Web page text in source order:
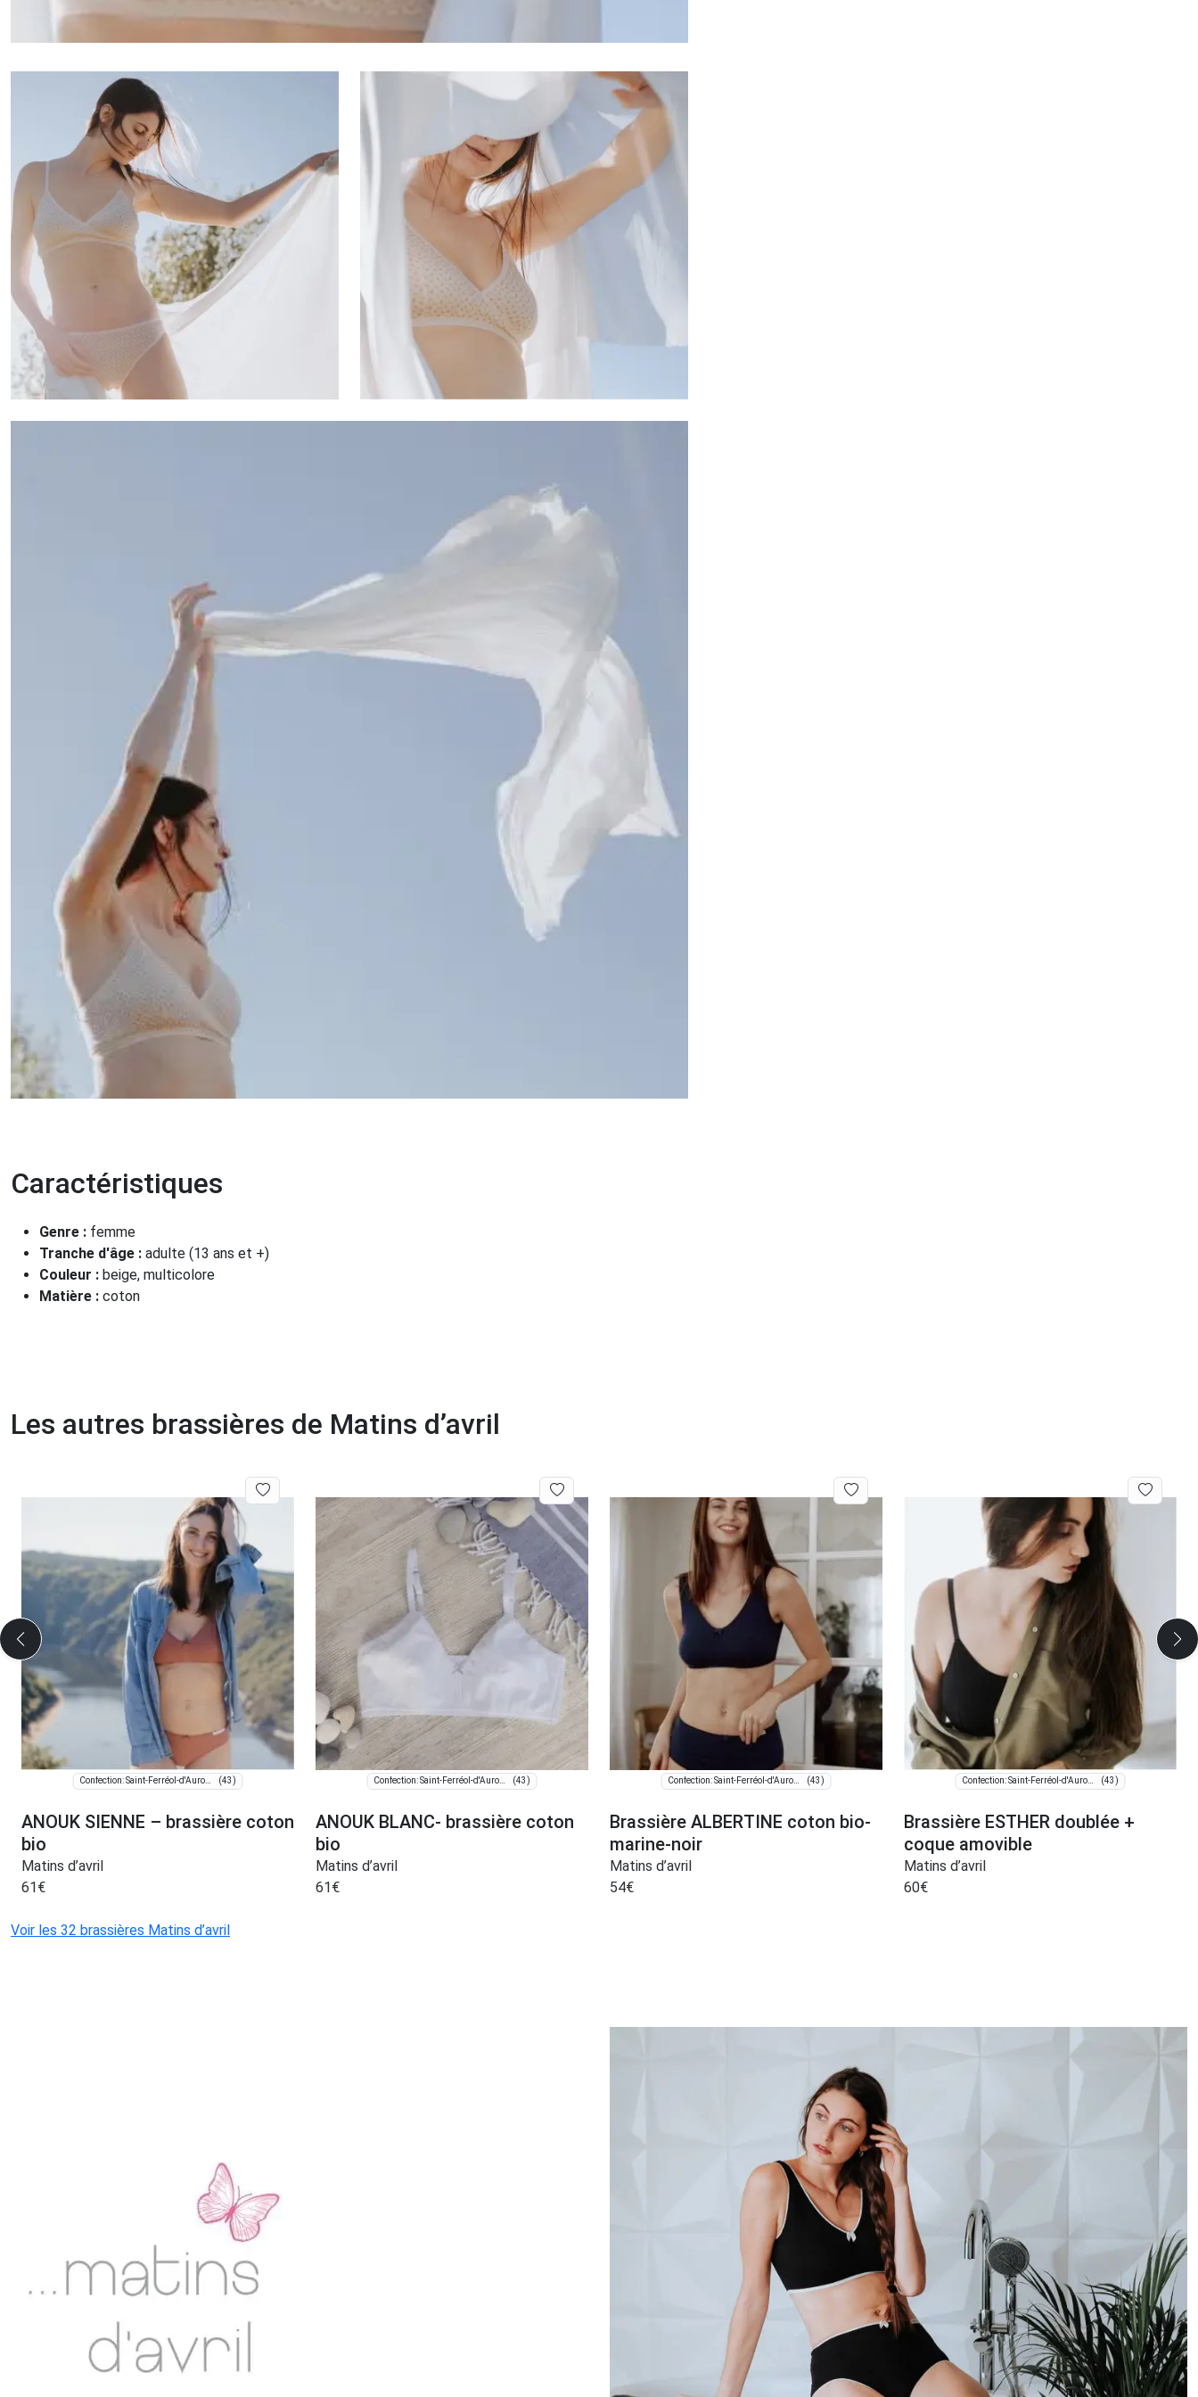
Caractéristiques
Genre : femme
Tranche d'âge : adulte (13 ans et +)
Couleur : beige, multicolore
Matière : coton
Les autres brassières de Matins d’avril
Confection: Saint-Ferréol-d'Auroure (43)
ANOUK SIENNE – brassière coton
bio
Matins d’avril
61€
Confection: Saint-Ferréol-d'Auroure (43)
ANOUK BLANC- brassière coton
bio
Matins d’avril
61€
Confection: Saint-Ferréol-d'Auroure (43)
Brassière ALBERTINE coton bio-
marine-noir
Matins d’avril
54€
Confection: Saint-Ferréol-d'Auroure (43)
Brassière ESTHER doublée +
coque amovible
Matins d’avril
60€
Voir les 32 brassières Matins d’avril